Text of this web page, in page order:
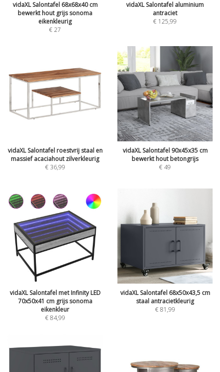
vidaXL Salontafel 68x68x40 cm
bewerkt hout grijs sonoma
eikenkleurig
€27
vidaXL Salontafel aluminium
antraciet
€ 125,99
vidaXL Salontafel roestvrij staal en
massief acaciahout zilverkleurig
€36,99
vidaXL Salontafel 90x45x35 cm
bewerkt hout betongrijs
€49
vidaXL Salontafel met Infinity LED
70x50x41 cm grijs sonoma
eikenkleur
€84,99
vidaXL Salontafel 68x50x43,5 cm
staal antracietkleurig
€81,99